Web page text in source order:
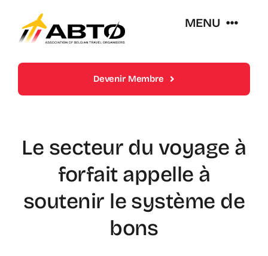
content
MENU
Over Abto
Lidmaatschappen
Trends En Evoluties Van De Reissector
Devenir Membre
Le secteur du voyage à
forfait appelle à
soutenir le système de
bons